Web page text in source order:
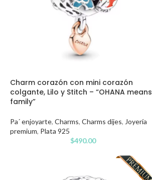
Charm corazón con mini corazón
colgante, Lilo y Stitch – “OHANA means
family”
Pa´ enjoyarte, Charms, Charms dijes, Joyería
premium, Plata 925
$490.00